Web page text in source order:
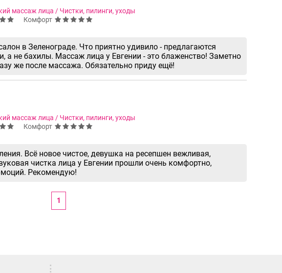
массаж лица / Чистки, пилинги, уходы
Комфорт
в Зеленограде. Что приятно удивило - предлагаются
а не бахилы. Массаж лица у Евгении - это блаженство! Заметно
же после массажа. Обязательно приду ещё!
массаж лица / Чистки, пилинги, уходы
Комфорт
Всё новое чистое, девушка на ресепшен вежливая,
чистка лица у Евгении прошли очень комфортно,
Рекомендую!
1